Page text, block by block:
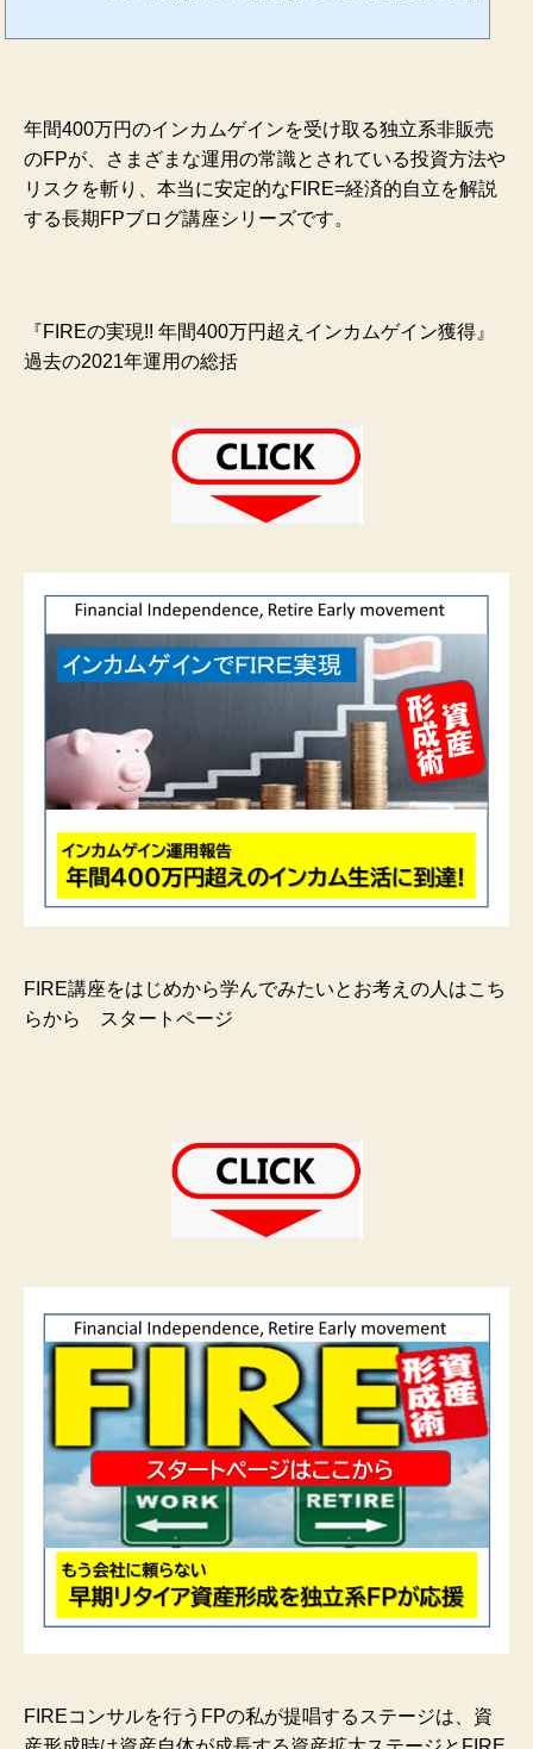
年間400万円のインカムゲインを受け取る独立系非販売
のFPが、さまざまな運用の常識とされている投資方法や
リスクを斬り、本当に安定的なFIRE=経済的自立を解説
する長期FPブログ講座シリーズです。
『FIREの実現!! 年間400万円超えインカムゲイン獲得』
過去の2021年運用の総括
FIRE講座をはじめから学んでみたいとお考えの人はこち
らから スタートページ
FIREコンサルを行うFPの私が提唱するステージは、資